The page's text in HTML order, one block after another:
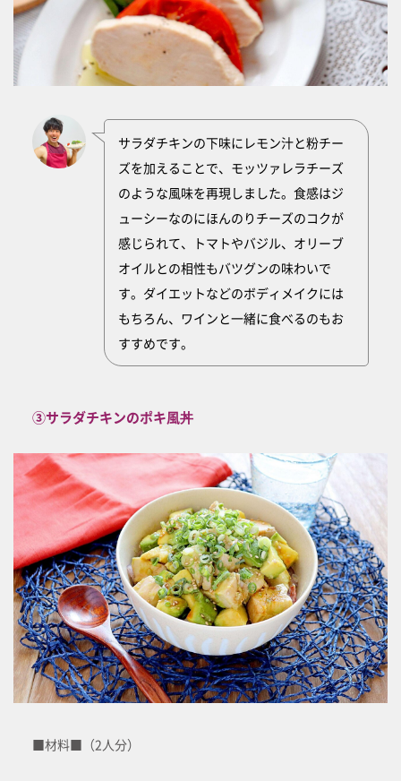
サラダチキンの下味にレモン汁と粉チー
ズを加えることで、モッツァレラチーズ
のような風味を再現しました。食感はジ
ューシーなのにほんのりチーズのコクが
感じられて、トマトやバジル、オリーブ
オイルとの相性もバツグンの味わいで
す。ダイエットなどのボディメイクには
もちろん、ワインと一緒に食べるのもお
すすめです。
③サラダチキンのポキ風丼
■材料■（2人分）